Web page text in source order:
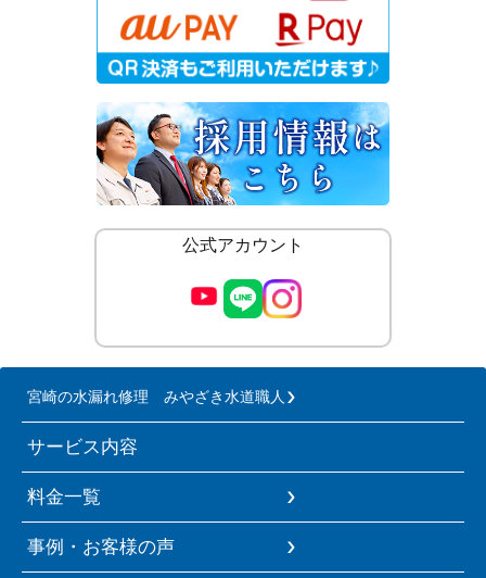
公式アカウント
宮崎の水漏れ修理 みやざき水道職人
サービス内容
料金一覧
事例・お客様の声